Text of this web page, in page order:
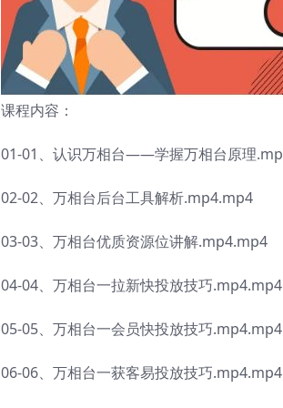
课程内容：
01-01、认识万相台——学握万相台原理
02-02、万相台后台工具解析.mp4.mp4
03-03、万相台优质资源位讲解.mp4.mp4
04-04、万相台一拉新快投放技巧.mp4.mp4
05-05、万相台一会员快投放技巧.mp4.mp4
06-06、万相台一获客易投放技巧.mp4.mp4